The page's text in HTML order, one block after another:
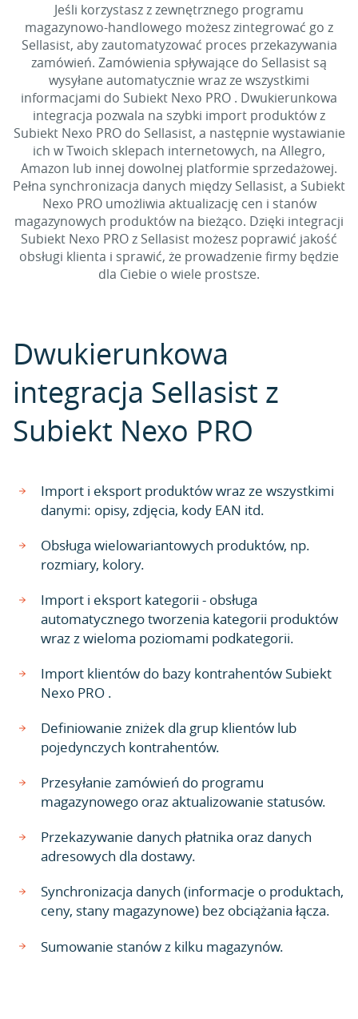
Jeśli korzystasz z zewnętrznego programu
magazynowo-handlowego możesz zintegrować go z
Sellasist, aby zautomatyzować proces przekazywania
zamówień. Zamówienia spływające do Sellasist są
wysyłane automatycznie wraz ze wszystkimi
informacjami do Subiekt Nexo PRO . Dwukierunkowa
integracja pozwala na szybki import produktów z
Subiekt Nexo PRO do Sellasist, a następnie wystawianie
ich w Twoich sklepach internetowych, na Allegro,
Amazon lub innej dowolnej platformie sprzedażowej.
Pełna synchronizacja danych między Sellasist, a Subiekt
Nexo PRO umożliwia aktualizację cen i stanów
magazynowych produktów na bieżąco. Dzięki integracji
Subiekt Nexo PRO z Sellasist możesz poprawić jakość
obsługi klienta i sprawić, że prowadzenie firmy będzie
dla Ciebie o wiele prostsze.
Dwukierunkowa
integracja Sellasist z
Subiekt Nexo PRO
Import i eksport produktów wraz ze wszystkimi
danymi: opisy, zdjęcia, kody EAN itd.
Obsługa wielowariantowych produktów, np.
rozmiary, kolory.
Import i eksport kategorii - obsługa
automatycznego tworzenia kategorii produktów
wraz z wieloma poziomami podkategorii.
Import klientów do bazy kontrahentów Subiekt
Nexo PRO .
Definiowanie zniżek dla grup klientów lub
pojedynczych kontrahentów.
Przesyłanie zamówień do programu
magazynowego oraz aktualizowanie statusów.
Przekazywanie danych płatnika oraz danych
adresowych dla dostawy.
Synchronizacja danych (informacje o produktach,
ceny, stany magazynowe) bez obciążania łącza.
Sumowanie stanów z kilku magazynów.